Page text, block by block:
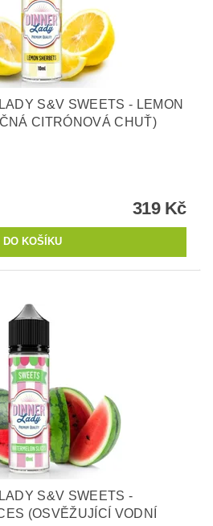
S&V SWEETS - LEMON
CITRÓNOVÁ CHUŤ)
319 Kč
S&V SWEETS -
(OSVĚŽUJÍCÍ VODNÍ